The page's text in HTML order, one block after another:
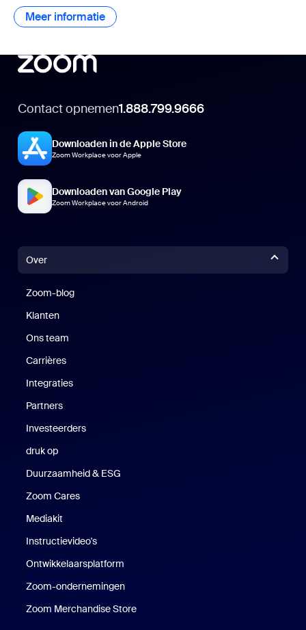
Meer informatie Meer informatie
Contact opnemen1.888.799.9666
Downloaden in de Apple Store
Zoom Workplace voor Apple
Downloaden van Google Play
Zoom Workplace voor Android
Over
Zoom-blog
Klanten
Ons team
Carrières
Integraties
Partners
Investeerders
druk op
Duurzaamheid & ESG
Zoom Cares
Mediakit
Instructievideo's
Ontwikkelaarsplatform
Zoom-ondernemingen
Zoom Merchandise Store